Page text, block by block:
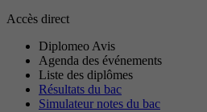
Accès direct
Diplomeo Avis
Agenda des événements
Liste des diplômes
Résultats du bac
Simulateur notes du bac